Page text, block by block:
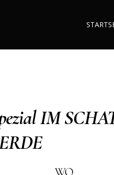
IM